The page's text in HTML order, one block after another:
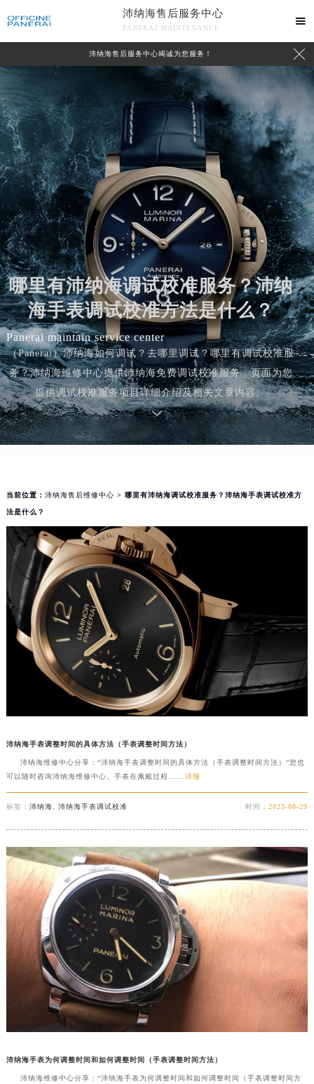
沛纳海售后服务中心
PANERAI MAINTENANCE

沛纳海售后服务中心竭诚为您服务！ 
哪里有沛纳海调试校准服务？沛纳
海手表调试校准方法是什么？
Panerai maintain service center
（Panerai）沛纳海如何调试？去哪里调试？哪里有调试校准服
务？沛纳海维修中心提供沛纳海免费调试校准服务，页面为您
提供调试校准服务项目详细介绍及相关文章内容。
心介绍 联系我们
当前位置： 沛纳海售后维修中心 > 哪里有沛纳海调试校准服务？沛纳海手表调试校准方
法是什么？
沛纳海手表调整时间的具体方法（手表调整时间方法）
沛纳海维修中心分享：“沛纳海手表调整时间的具体方法（手表调整时间方法）”您也
可以随时咨询沛纳海维修中心。手表在佩戴过程...... 详细
标签： 沛纳海 沛纳海手表调试校准 时间：2023-08-29
沛纳海手表为何调整时间和如何调整时间（手表调整时间方法）
沛纳海维修中心分享：“沛纳海手表为何调整时间和如何调整时间（手表调整时间方